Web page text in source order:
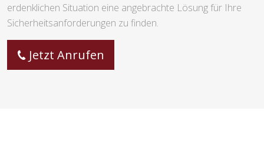
erdenklichen Situation eine angebrachte Lösung für Ihre
Sicherheitsanforderungen zu finden.
Jetzt Anrufen